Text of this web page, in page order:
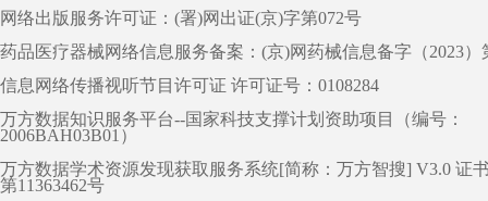
网络出版服务许可证：(署)网出证(京)字第072号
药品医疗器械网络信息服务备案：(京)网药械信息备字（2023）
信息网络传播视听节目许可证 许可证号：0108284
万方数据知识服务平台--国家科技支撑计划资助项目（编号：
2006BAH03B01）
万方数据学术资源发现获取服务系统[简称：万方智搜] V3.0 证
第11363462号